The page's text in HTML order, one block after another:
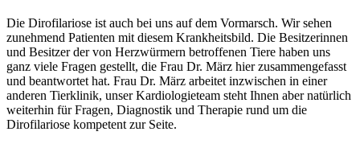
Die Dirofilariose ist auch bei uns auf dem Vormarsch. Wir sehen
zunehmend Patienten mit diesem Krankheitsbild. Die Besitzerinnen
und Besitzer der von Herzwürmern betroffenen Tiere haben uns
ganz viele Fragen gestellt, die Frau Dr. März hier zusammengefasst
und beantwortet hat. Frau Dr. März arbeitet inzwischen in einer
anderen Tierklinik, unser Kardiologieteam steht Ihnen aber natürlich
weiterhin für Fragen, Diagnostik und Therapie rund um die
Dirofilariose kompetent zur Seite.